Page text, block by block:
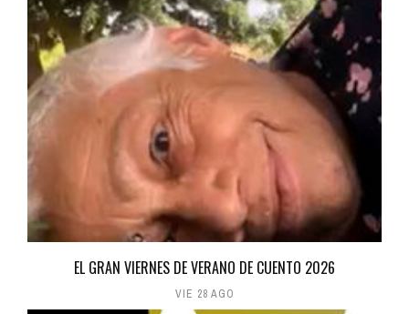
EL GRAN VIERNES DE VERANO DE CUENTO 2026
VIE 28 AGO